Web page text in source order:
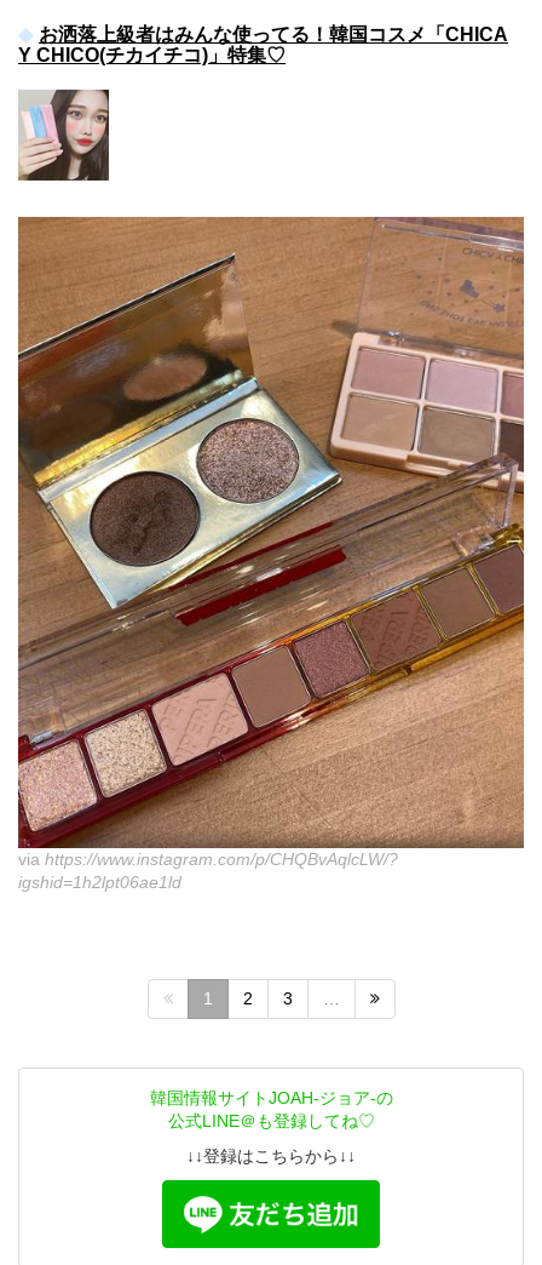
お洒落上級者はみんな使ってる！韓国コスメ「CHICA
Y CHICO(チカイチコ)」特集♡
via https://www.instagram.com/p/CHQBvAqlcLW/?
igshid=1h2lpt06ae1ld
1 2 3
韓国情報サイトJOAH-ジョア-の
公式LINE＠も登録してね♡
↓↓登録はこちらから↓↓